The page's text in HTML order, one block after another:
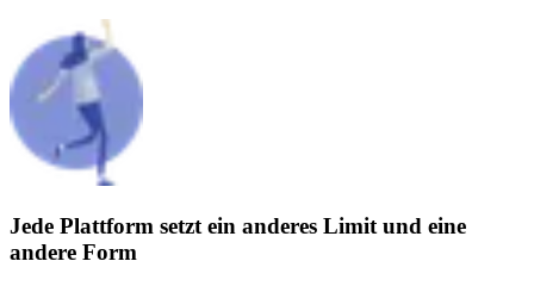
Jede Plattform setzt ein anderes Limit und eine
andere Form